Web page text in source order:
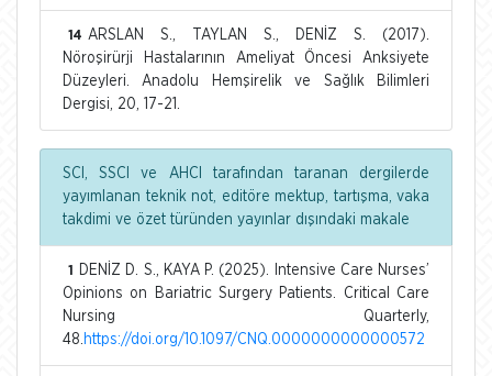
14 ARSLAN S., TAYLAN S., DENİZ S. (2017).
Nöroşirürji Hastalarının Ameliyat Öncesi Anksiyete
Düzeyleri. Anadolu Hemşirelik ve Sağlık Bilimleri
Dergisi, 20, 17-21.
SCI, SSCI ve AHCI tarafından taranan dergilerde
yayımlanan teknik not, editöre mektup, tartışma, vaka
takdimi ve özet türünden yayınlar dışındaki makale
1
DENİZ D. S., KAYA P. (2025). Intensive Care Nurses’
Opinions on Bariatric Surgery Patients. Critical Care
Nursing Quarterly,
48. https://doi.org/10.1097/CNQ.0000000000000572